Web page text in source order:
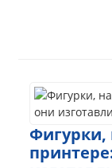
Фигурки,